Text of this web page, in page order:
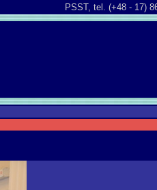
PSST, tel. (+48 - 17)